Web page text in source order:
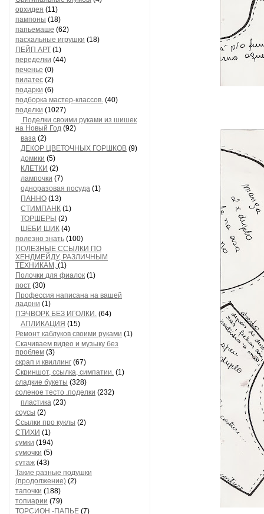
орхидея (11)
пампоны (18)
папьемаше (62)
пасхальные игрушки (18)
ПЕЙП АРТ (1)
переделки (44)
печенье (0)
пилатес (2)
подарки (6)
подборка мастер-классов. (40)
поделки (1027)
Поделки своими руками из шишек
на Новый Год (92)
ваза (2)
ДЕКОР ЦВЕТОЧНЫХ ГОРШКОВ (9)
домики (5)
КЛЕТКИ (2)
лампочки (7)
одноразовая посуда (1)
ПАННО (13)
СТИМПАНК (1)
ТОРШЕРЫ (2)
ШЕБИ ШИК (4)
полезно знать (100)
ПОЛЕЗНЫЕ ССЫЛКИ ПО
ХЕНДМЕЙДУ, РАЗЛИЧНЫМ
ТЕХНИКАМ, (1)
Полочки для фиалок (1)
пост (30)
Профессия написана на вашей
ладони (1)
ПЭЧВОРК БЕЗ ИГОЛКИ. (64)
АПЛИКАЦИЯ (15)
Ремонт каблуков своими руками (1)
Скачиваем видео и музыку без
проблем (3)
скрап и квиллинг (67)
Скриншот, ссылка, симпатии. (1)
сладкие букеты (328)
соленое тесто .поделки (232)
пластика (23)
соусы (2)
Ссылки про куклы (2)
СТИХИ (1)
сумки (194)
сумочки (5)
сутаж (43)
Такие разные подушки
(продолжение) (2)
тапочки (188)
топиарии (79)
ТОРСИОН -ПАПЬЕ (7)